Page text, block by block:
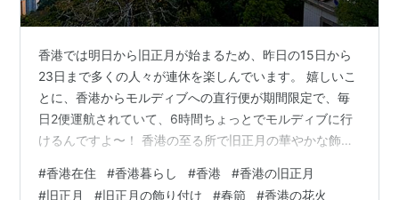
香港では明日から旧正月が始まるため、昨日の15日から
23日まで多くの人々が連休を楽しんでいます。 嬉しいこ
とに、香港からモルディブへの直行便が期間限定で、毎
日2便運航されていて、6時間ちょっとでモルディブに行
けるんですよ〜！ 香港の至る所で旧正月の華やかな飾り
気に入りは、やはり湾仔の利東街（リートンアベニュ
#香港在住 #香港暮らし #香港 #香港の旧正月
#旧正月 #旧正月の飾り付け #春節 #香港の花火